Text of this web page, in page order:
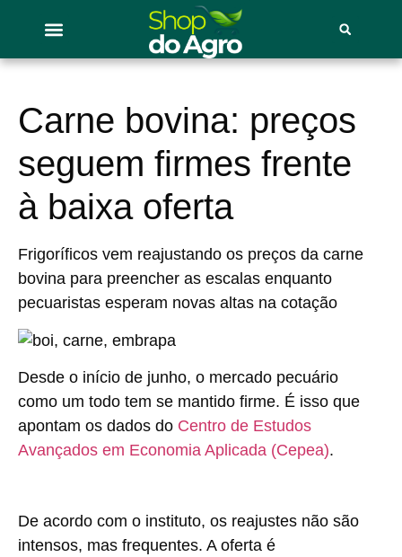
Carne bovina: preços
seguem firmes frente
à baixa oferta
Frigoríficos vem reajustando os preços da carne
bovina para preencher as escalas enquanto
pecuaristas esperam novas altas na cotação
Desde o início de junho, o mercado pecuário
como um todo tem se mantido firme. É isso que
apontam os dados do Centro de Estudos
Avançados em Economia Aplicada (Cepea).
De acordo com o instituto, os reajustes não são
intensos, mas frequentes. A oferta é